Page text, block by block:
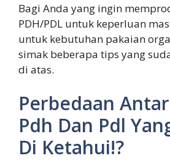
Bagi Anda yang ingin
PDH/PDL untuk keperluan
untuk kebutuhan pakaian
simak beberapa tips yang
di atas.
Perbedaan
Pdh Dan Pdl
Di Ketahui!?